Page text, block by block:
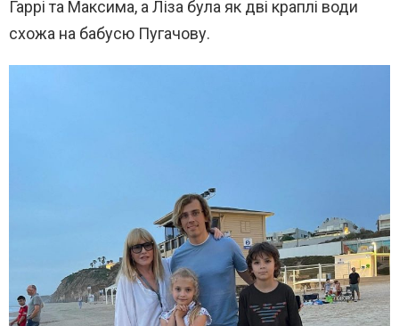
Гаррі та Максима, а Ліза була як дві краплі води
схожа на бабусю Пугачову.